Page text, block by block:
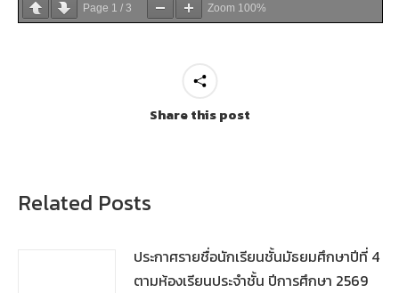
Page 1 / 3 Zoom 100%
Share this post
Related Posts
ประกาศรายชื่อนักเรียนชั้นมัธยมศึกษาปีที่ 4
ตามห้องเรียนประจำชั้น ปีการศึกษา 2569